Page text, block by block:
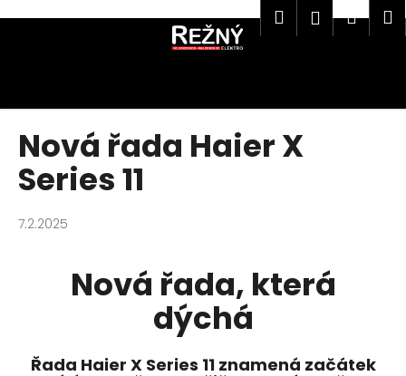
Hledat
Nová řada Haier X
Series 11
7.2.2025
Nová řada, která
dýchá
Řada Haier X Series 11 znamená začátek
K
k
WHIRLPOOL VT OMK58HU1B